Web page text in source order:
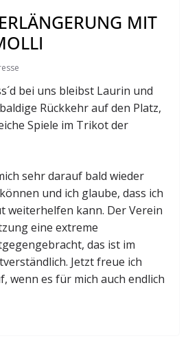
MIT
bei uns bleibst Laurin und
Rückkehr auf den Platz,
Spiele im Trikot der
sehr darauf bald wieder
und ich glaube, dass ich
weiterhelfen kann. Der Verein
eine extreme
das ist im
Jetzt freue ich
wenn es für mich auch endlich